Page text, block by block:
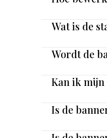
Wat is de
Wordt de
Kan ik mijn
Is de